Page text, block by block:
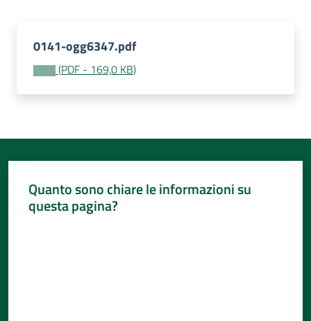
0141-ogg6347.pdf
(PDF - 169,0 KB)
Quanto sono chiare le informazioni su
questa pagina?